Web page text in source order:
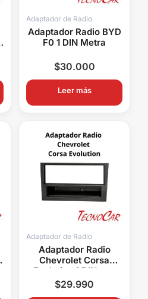
Adaptador de Radio
Adaptador Radio BYD
F0 1 DIN Metra
$30.000
Leer más
Adaptador de Radio
Adaptador Radio
Chevrolet Corsa
Evolution 1 DIN con
Bandeja Metra ACH11-
1502
$29.990